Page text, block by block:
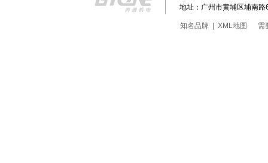
地址：广州市黄埔区埔南
知名品牌 XML地图 需